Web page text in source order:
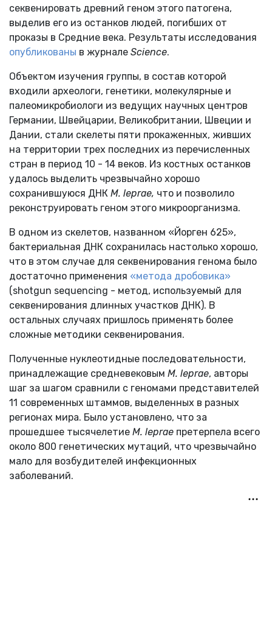
секвенировать древний геном этого патогена,
выделив его из останков людей, погибших от
проказы в Средние века. Результаты исследования
опубликованы в журнале Science.
Объектом изучения группы, в состав которой
входили археологи, генетики, молекулярные и
палеомикробиологи из ведущих научных центров
Германии, Швейцарии, Великобритании, Швеции и
Дании, стали скелеты пяти прокаженных, живших
на территории трех последних из перечисленных
стран в период 10 - 14 веков. Из костных останков
удалось выделить чрезвычайно хорошо
сохранившуюся ДНК M. leprae, что и позволило
реконструировать геном этого микроорганизма.
В одном из скелетов, названном «Йорген 625»,
бактериальная ДНК сохранилась настолько хорошо,
что в этом случае для секвенирования генома было
достаточно применения «метода дробовика»
(shotgun sequencing - метод, используемый для
секвенирования длинных участков ДНК). В
остальных случаях пришлось применять более
сложные методики секвенирования.
Полученные нуклеотидные последовательности,
принадлежащие средневековым M. leprae, авторы
шаг за шагом сравнили с геномами представителей
11 современных штаммов, выделенных в разных
регионах мира. Было установлено, что за
прошедшее тысячелетие M. leprae претерпела всего
около 800 генетических мутаций, что чрезвычайно
мало для возбудителей инфекционных
заболеваний.